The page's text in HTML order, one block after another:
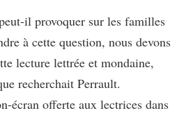
il provoquer sur les familles
à cette question, nous devons
lecture lettrée et mondaine,
recherchait Perrault.
écran offerte aux lectrices dans